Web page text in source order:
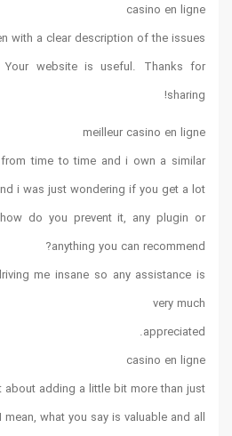
casino en ligne
with a clear description of the issues.
website is useful. Thanks for
sharing!
meilleur casino en ligne
time to time and i own a similar
i was just wondering if you get a lot
do you prevent it, any plugin or
anything you can recommend?
me insane so any assistance is
very much
appreciated.
casino en ligne
about adding a little bit more than just
what you say is valuable and all.